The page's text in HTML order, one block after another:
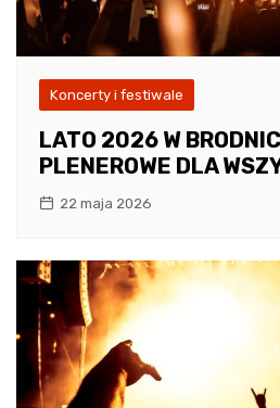
Koncerty i festiwale
LATO 2026 W
PLENEROWE DLA
22 maja 2026